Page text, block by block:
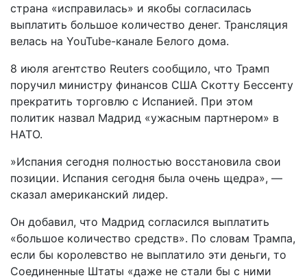
страна «исправилась» и якобы согласилась
выплатить большое количество денег. Трансляция
велась на YouTube-канале Белого дома.
8 июля агентство Reuters сообщило, что Трамп
поручил министру финансов США Скотту Бессенту
прекратить торговлю с Испанией. При этом
политик назвал Мадрид «ужасным партнером» в
НАТО.
»Испания сегодня полностью восстановила свои
позиции. Испания сегодня была очень щедра», —
сказал американский лидер.
Он добавил, что Мадрид согласился выплатить
«большое количество средств». По словам Трампа,
если бы королевство не выплатило эти деньги, то
Соединенные Штаты «даже не стали бы с ними